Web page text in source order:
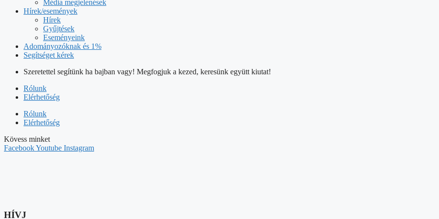
Média megjelenések
Hírek/események
Hírek
Gyűjtések
Eseményeink
Adományozóknak és 1%
Segítséget kérek
Szeretettel segítünk ha bajban vagy! Megfogjuk a kezed, keresünk együtt kiutat!
Rólunk
Elérhetőség
Rólunk
Elérhetőség
Kövess minket
FacebookYoutube Instagram
HÍVJ